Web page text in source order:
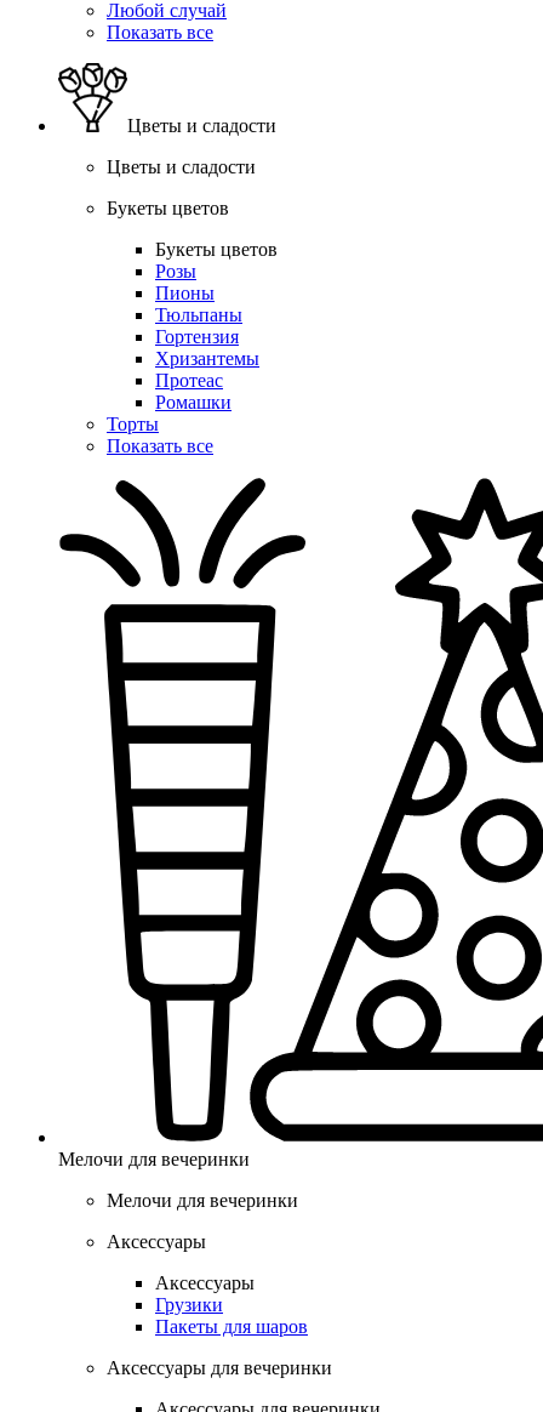
Любой случай
Показать все
Цветы и сладости
Цветы и сладости
Букеты цветов
Букеты цветов
Розы
Пионы
Тюльпаны
Гортензия
Хризантемы
Протеас
Ромашки
Торты
Показать все
Мелочи для вечеринки
Мелочи для вечеринки
Аксессуары
Аксессуары
Грузики
Пакеты для шаров
Аксессуары для вечеринки